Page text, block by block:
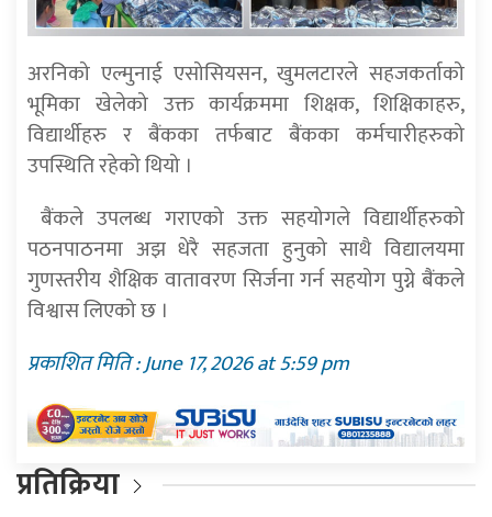
अरनिको एल्मुनाई एसोसियसन, खुमलटारले सहजकर्ताको
भूमिका खेलेको उक्त कार्यक्रममा शिक्षक, शिक्षिकाहरु,
विद्यार्थीहरु र बैंकका तर्फबाट बैंकका कर्मचारीहरुको
उपस्थिति रहेको थियो ।
बैंकले उपलब्ध गराएको उक्त सहयोगले विद्यार्थीहरुको
पठनपाठनमा अझ धेरै सहजता हुनुको साथै विद्यालयमा
गुणस्तरीय शैक्षिक वातावरण सिर्जना गर्न सहयोग पुग्ने बैंकले
विश्वास लिएको छ ।
प्रकाशित मिति : June 17, 2026 at 5:59 pm
प्रतिक्रिया